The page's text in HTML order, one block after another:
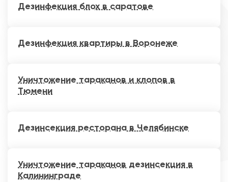
Дезинфекция блох в саратове
Дезинфекция квартиры в Воронеже
Уничтожение тараканов и клопов в
Тюмени
Дезинсекция ресторана в Челябинске
Уничтожение тараканов дезинсекция в
Калининграде